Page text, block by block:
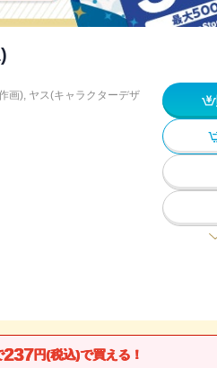
画), ヤス(キャラクターデザ
237円(税込)で買える！